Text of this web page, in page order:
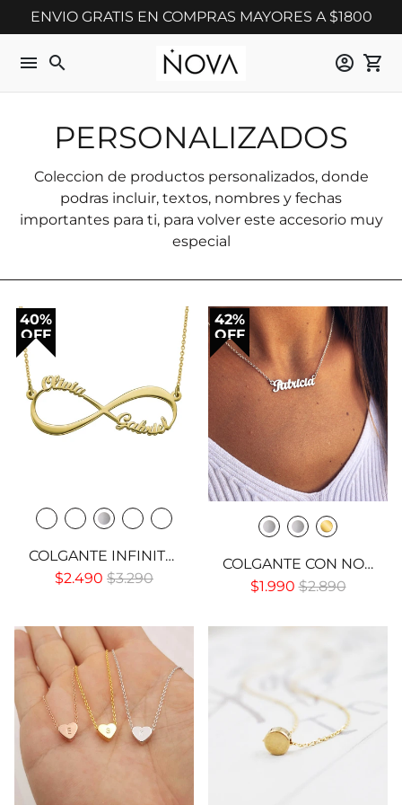
directamente
contenido
ENVIO GRATIS EN COMPRAS MAYORES A $1800
menu search account_circle shopping_cart
PERSONALIZADOS
Coleccion de productos personalizados, donde
podras incluir, textos, nombres y fechas
importantes para ti, para volver este accesorio muy
especial
40%
COLGANTE INFINITO PERSONALIZADO
$2.490 $3.290
42%
COLGANTE CON NOMBRE PERSONALIZADO
$1.990 $2.890